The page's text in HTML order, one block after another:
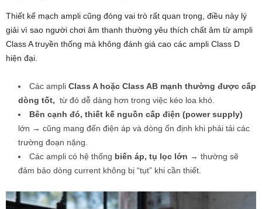
Thiết kế mạch ampli cũng đóng vai trò rất quan trọng, điều này lý
giải vì sao người chơi âm thanh thường yêu thích chất âm từ ampli
Class A truyền thống mà không đánh giá cao các ampli Class D
hiện đại.
Các ampli Class A hoặc Class AB mạnh thường được cấp
dòng tốt, từ đó dễ dàng hơn trong việc kéo loa khó.
Bên cạnh đó, thiết kế nguồn cấp điện (power supply)
lớn → cũng mang đến điện áp và dòng ổn định khi phải tải các
trường đoạn nặng.
Các ampli có hệ thống biến áp, tụ lọc lớn → thường sẽ
đảm bảo dòng current không bị “tụt” khi cần thiết.